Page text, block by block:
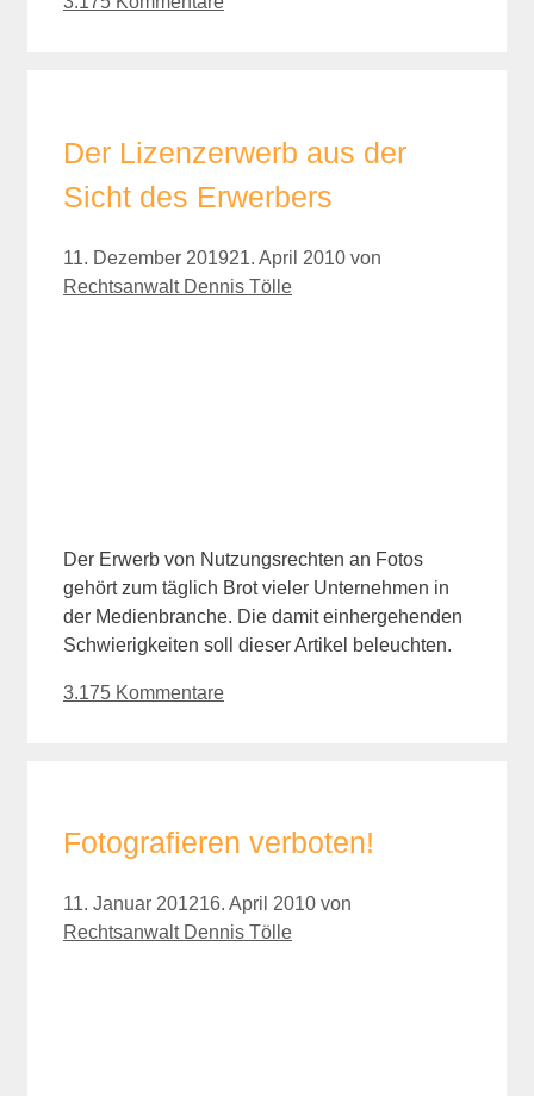
Der Lizenzerwerb aus der
Sicht des Erwerbers
11. Dezember 201921. April 2010 von
Rechtsanwalt Dennis Tölle
Der Erwerb von Nutzungsrechten an Fotos
gehört zum täglich Brot vieler Unternehmen in
der Medienbranche. Die damit einhergehenden
Schwierigkeiten soll dieser Artikel beleuchten.
3.175 Kommentare
Fotografieren verboten!
11. Januar 201216. April 2010 von
Rechtsanwalt Dennis Tölle